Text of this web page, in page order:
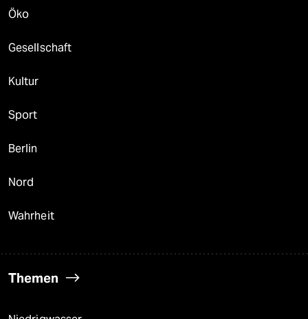
Öko
Gesellschaft
Kultur
Sport
Berlin
Nord
Wahrheit
Themen